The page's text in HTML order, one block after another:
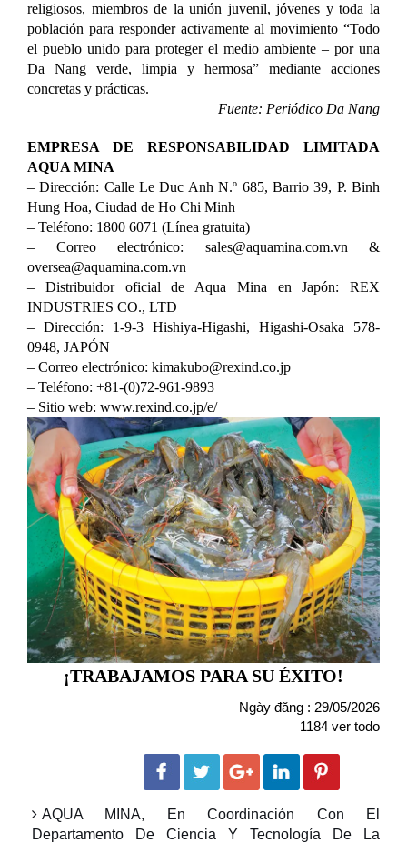
religiosos, miembros de la unión juvenil, jóvenes y toda la
población para responder activamente al movimiento “Todo
el pueblo unido para proteger el medio ambiente – por una
Da Nang verde, limpia y hermosa” mediante acciones
concretas y prácticas.
Fuente: Periódico Da Nang
EMPRESA DE RESPONSABILIDAD LIMITADA
AQUA MINA
– Dirección: Calle Le Duc Anh N.º 685, Barrio 39, P. Binh
Hung Hoa, Ciudad de Ho Chi Minh
– Teléfono: 1800 6071 (Línea gratuita)
– Correo electrónico: sales@aquamina.com.vn &
oversea@aquamina.com.vn
– Distribuidor oficial de Aqua Mina en Japón: REX
INDUSTRIES CO., LTD
– Dirección: 1-9-3 Hishiya-Higashi, Higashi-Osaka 578-
0948, JAPÓN
– Correo electrónico: kimakubo@rexind.co.jp
– Teléfono: +81-(0)72-961-9893
– Sitio web: www.rexind.co.jp/e/
¡TRABAJAMOS PARA SU ÉXITO!
Ngày đăng : 29/05/2026
1184 ver todo
AQUA MINA, En Coordinación Con El
Departamento De Ciencia Y Tecnología De La